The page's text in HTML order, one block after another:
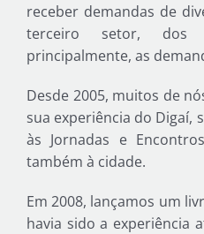
receber demandas de
terceiro setor, dos
principalmente, as
Desde 2005, muitos de
sua experiência do Digaí,
às Jornadas e
também à cidade.
Em 2008, lançamos um
havia sido a experiência